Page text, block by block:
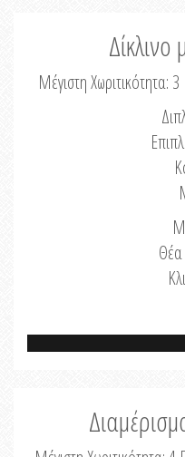
Μέγιστη Χωριτικότητα: